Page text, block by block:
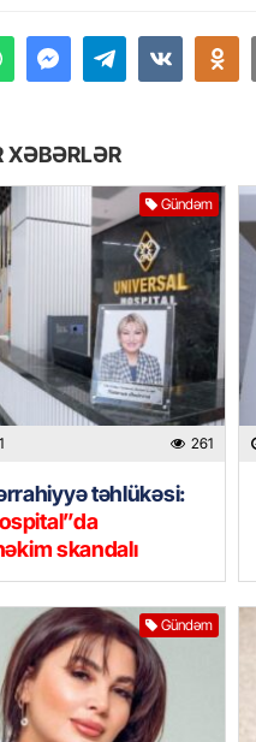
XƏBƏRLƏR
Gündəm
261
təhlükəsi:
skandalı
Gündəm